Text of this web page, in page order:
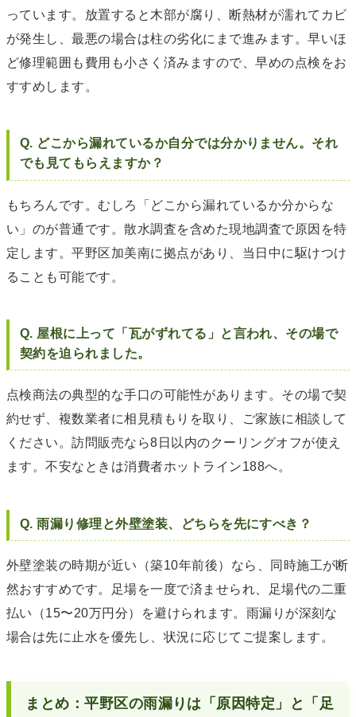
っています。放置すると木部が腐り、断熱材が濡れてカビ
が発生し、最悪の場合は柱の劣化にまで進みます。早いほ
ど修理範囲も費用も小さく済みますので、早めの点検をお
すすめします。
Q. どこから漏れているか自分では分かりません。それ
でも見てもらえますか？
もちろんです。むしろ「どこから漏れているか分からな
い」のが普通です。散水調査を含めた現地調査で原因を特
定します。平野区加美南に拠点があり、当日中に駆けつけ
ることも可能です。
Q. 屋根に上って「瓦がずれてる」と言われ、その場で
契約を迫られました。
点検商法の典型的な手口の可能性があります。その場で契
約せず、複数業者に相見積もりを取り、ご家族に相談して
ください。訪問販売なら8日以内のクーリングオフが使え
ます。不安なときは消費者ホットライン188へ。
Q. 雨漏り修理と外壁塗装、どちらを先にすべき？
外壁塗装の時期が近い（築10年前後）なら、同時施工が断
然おすすめです。足場を一度で済ませられ、足場代の二重
払い（15〜20万円分）を避けられます。雨漏りが深刻な
場合は先に止水を優先し、状況に応じてご提案します。
まとめ：平野区の雨漏りは「原因特定」と「足